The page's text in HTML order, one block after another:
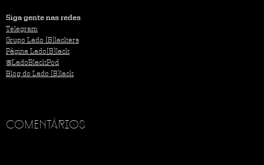
Siga gente nas redes
Telegram
Grupo Lado (B)lackers
Página Lado(B)lack
@LadoBlackPod
Blog do Lado (B)lack
Comentários